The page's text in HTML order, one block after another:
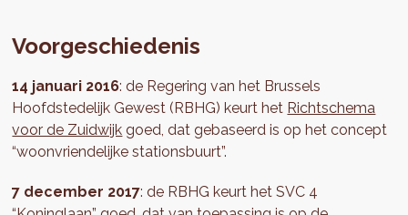
Voorgeschiedenis
14 januari 2016: de Regering van het Brussels
Hoofdstedelijk Gewest (RBHG) keurt het Richtschema
voor de Zuidwijk goed, dat gebaseerd is op het concept
“woonvriendelijke stationsbuurt”.
7 december 2017: de RBHG keurt het SVC 4